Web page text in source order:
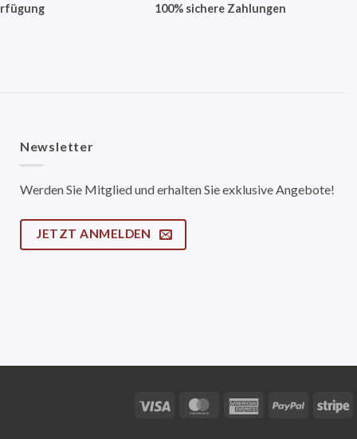
100% sichere Zahlungen
Newsletter
Werden Sie Mitglied und erhalten Sie exklusive Angebote!
JETZT ANMELDEN
Visa MasterCardAmericanPayPal